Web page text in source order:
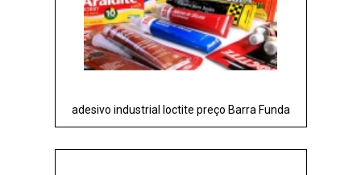
adesivo industrial loctite preço Barra Funda